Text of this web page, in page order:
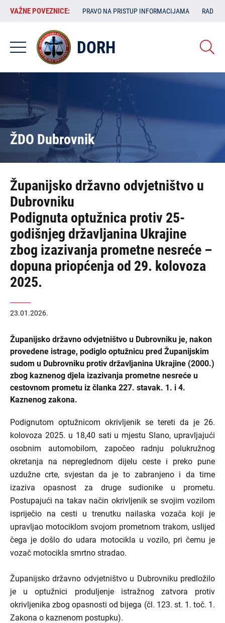
Skoči
sadržaj
VAŽNE
POVEZNICE:
VAŽNE POVEZNICE: PRAVO NA PRISTUP INFORMACIJAMA RAD
DORH
ŽDO Dubrovnik
Županijsko državno odvjetništvo u
Dubrovniku
Podignuta optužnica protiv 25-
godišnjeg državljanina Ukrajine
zbog izazivanja prometne nesreće –
dopuna priopćenja od 29. kolovoza
2025.
23.01.2026.
Županijsko državno odvjetništvo u Dubrovniku je, nakon
provedene istrage, podiglo optužnicu pred Županijskim
sudom u Dubrovniku protiv državljanina Ukrajine (2000.)
zbog kaznenog djela izazivanja prometne nesreće u
cestovnom prometu iz članka 227. stavak. 1. i 4.
Kaznenog zakona.
Podignutom optužnicom okrivljenik se tereti da je 26.
kolovoza 2025. u 18,40 sati u mjestu Slano, upravljajući
osobnim automobilom, započeo radnju polukružnog
okretanja na nepreglednom dijelu ceste i preko pune
uzdužne crte, svjestan da je to zabranjeno i da time
izaziva opasnost za druge sudionike u prometu.
Postupajući na takav način okrivljenik se svojim vozilom
ispriječio na cesti u trenutku nailaska vozača koji je
upravljao motociklom svojom prometnom trakom, uslijed
čega je došlo do udara motocikla u vozilo, pri čemu je
vozač motocikla smrtno stradao.
Županijsko državno odvjetništvo u Dubrovniku predložilo
je u optužnici produljenje istražnog zatvora protiv
okrivljenika zbog opasnosti od bijega (čl. 123. st. 1. toč. 1.
Zakona o kaznenom postupku).